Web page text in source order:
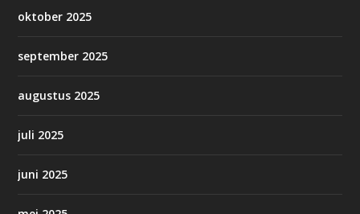
oktober 2025
september 2025
augustus 2025
juli 2025
juni 2025